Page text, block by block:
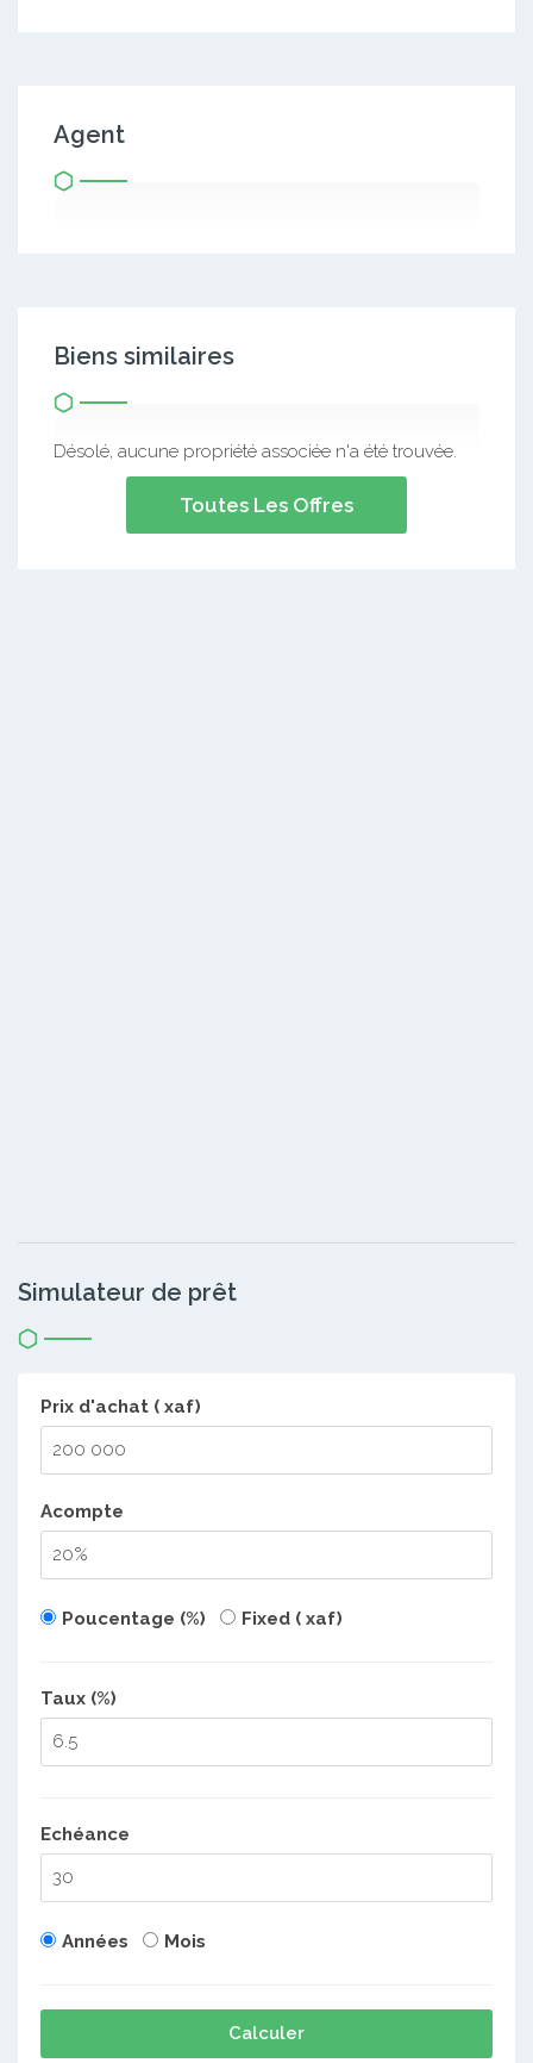
Agent
Biens similaires
Désolé, aucune propriété associée n'a été trouvée.
Toutes Les Offres
Simulateur de prêt
Prix d'achat ( xaf)
Acompte
Poucentage (%) Fixed ( xaf)
Taux (%)
Echéance
Années Mois
Calculer